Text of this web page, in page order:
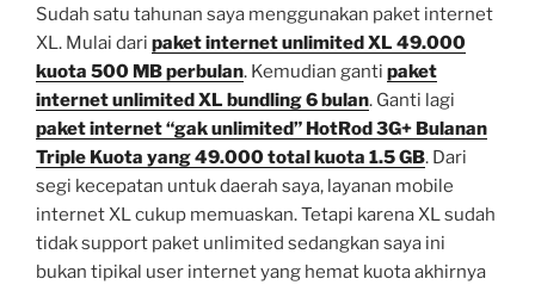
Sudah satu tahunan saya menggunakan paket internet
XL. Mulai dari paket internet unlimited XL 49.000
kuota 500 MB perbulan. Kemudian ganti paket
internet unlimited XL bundling 6 bulan. Ganti lagi
paket internet “gak unlimited” HotRod 3G+ Bulanan
Triple Kuota yang 49.000 total kuota 1.5 GB. Dari
segi kecepatan untuk daerah saya, layanan mobile
internet XL cukup memuaskan. Tetapi karena XL sudah
tidak support paket unlimited sedangkan saya ini
bukan tipikal user internet yang hemat kuota akhirnya